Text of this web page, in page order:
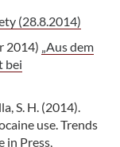
(28.8.2014)
2014) „Aus dem
bei
S. H. (2014).
use. Trends
Press,